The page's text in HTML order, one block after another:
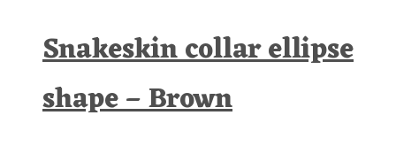
Snakeskin collar ellipse
shape – Brown